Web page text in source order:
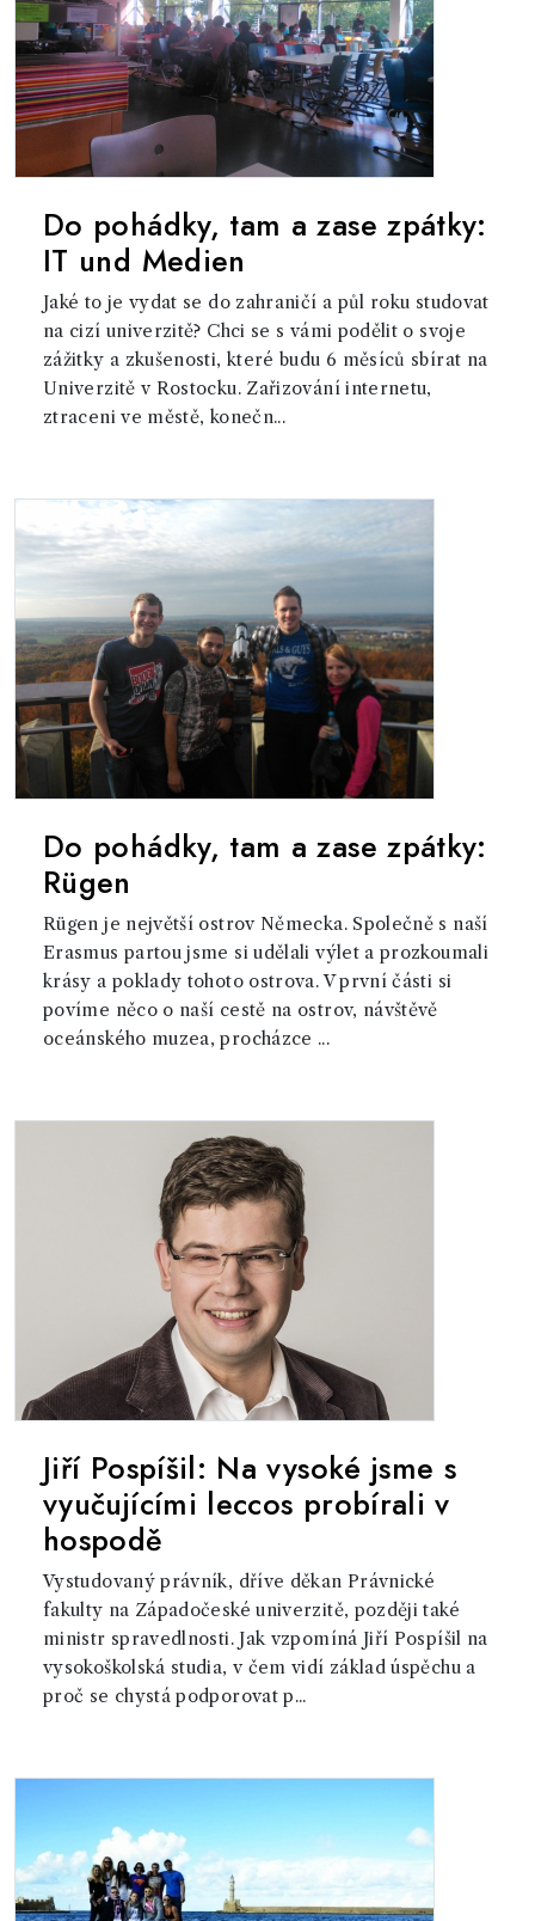
Do pohádky, tam a zase zpátky:
IT und Medien
Jaké to je vydat se do zahraničí a půl roku studovat
na cizí univerzitě? Chci se s vámi podělit o svoje
zážitky a zkušenosti, které budu 6 měsíců sbírat na
Univerzitě v Rostocku. Zařizování internetu,
ztraceni ve městě, konečn...
Do pohádky, tam a zase zpátky:
Rügen
Rügen je největší ostrov Německa. Společně s naší
Erasmus partou jsme si udělali výlet a prozkoumali
krásy a poklady tohoto ostrova. V první části si
povíme něco o naší cestě na ostrov, návštěvě
oceánského muzea, procházce ...
Jiří Pospíšil: Na vysoké jsme s
vyučujícími leccos probírali v
hospodě
Vystudovaný právník, dříve děkan Právnické
fakulty na Západočeské univerzitě, později také
ministr spravedlnosti. Jak vzpomíná Jiří Pospíšil na
vysokoškolská studia, v čem vidí základ úspěchu a
proč se chystá podporovat p...